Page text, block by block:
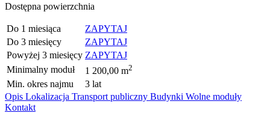
Dostępna powierzchnia
Do 1 miesiąca
ZAPYTAJ
Do 3 miesięcy
ZAPYTAJ
Powyżej 3 miesięcy ZAPYTAJ
Minimalny moduł
1 200,00 m2
Min. okres najmu
3 lat
Opis Lokalizacja Transport publiczny Budynki Wolne moduły
Kontakt